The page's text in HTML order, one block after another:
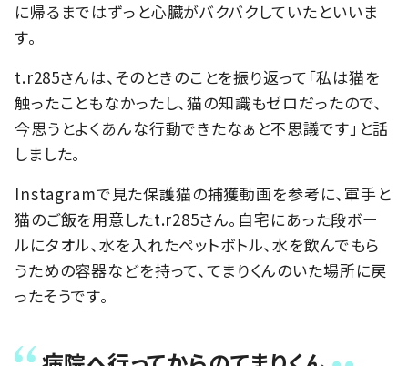
に帰るまではずっと心臓がバクバクしていたといいま
す。
t.r285さんは、そのときのことを振り返って「私は猫を
触ったこともなかったし、猫の知識もゼロだったので、
今思うとよくあんな行動できたなぁと不思議です」と話
しました。
Instagramで見た保護猫の捕獲動画を参考に、軍手と
猫のご飯を用意したt.r285さん。自宅にあった段ボー
ルにタオル、水を入れたペットボトル、水を飲んでもら
うための容器などを持って、てまりくんのいた場所に戻
ったそうです。